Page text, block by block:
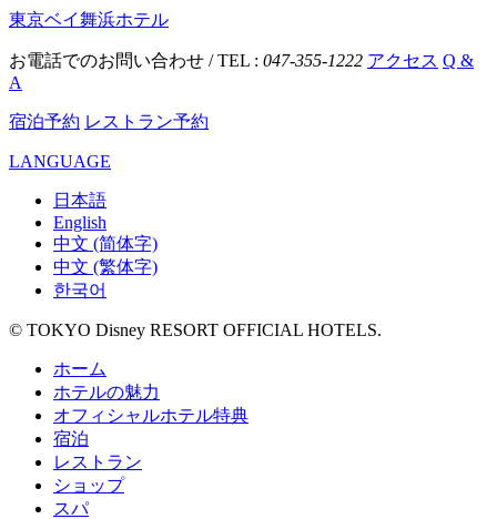
東京ベイ舞浜ホテル
お電話でのお問い合わせ / TEL : 047-355-1222 アクセス Q &
A
宿泊予約 レストラン予約
LANGUAGE
日本語
English
中文 (简体字)
中文 (繁体字)
한국어
© TOKYO Disney RESORT OFFICIAL HOTELS.
ホーム
ホテルの魅力
オフィシャルホテル特典
宿泊
レストラン
ショップ
スパ